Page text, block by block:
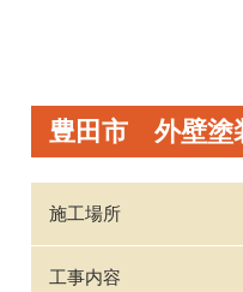
豊田市 外壁塗
施工場所
工事内容